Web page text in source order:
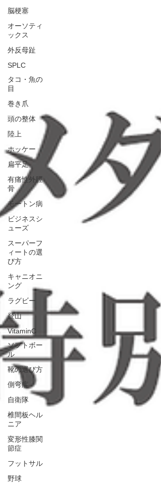
脳梗塞
オーソティ
ックス
外反母趾
SPLC
タコ・魚の
目
巻き爪
頭の整体
陸上
ホッケー
扁平足
有痛性外脛
骨
モートン病
ビジネスシ
ューズ
スーパーフ
ィートの選
び方
キャニオニ
ング
ラグビー
登山
VitaminC
ソフトボー
ル
靴の選び方
側弯症
自衛隊
椎間板ヘル
ニア
変形性膝関
節症
フットサル
野球